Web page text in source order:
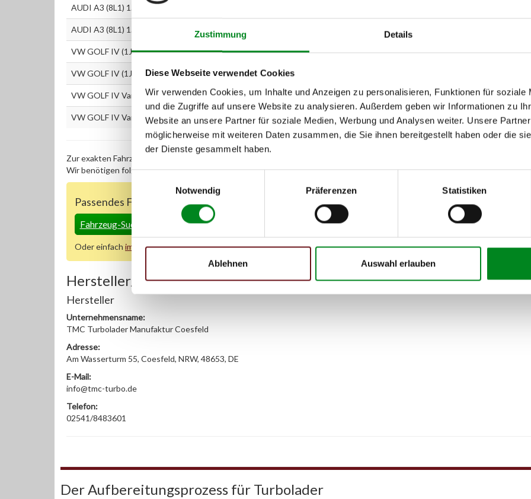
Zustimmung Details
Diese Webseite verwendet Cookies
Wir verwenden Cookies, um Inhalte und Anzeigen zu personalisieren, Funktionen für soziale
und die Zugriffe auf unsere Website zu analysieren. Außerdem geben wir Informationen zu
Website an unsere Partner für soziale Medien, Werbung und Analysen weiter. Unsere
möglicherweise mit weiteren Daten zusammen, die Sie ihnen bereitgestellt haben oder die
der Dienste gesammelt haben.
Notwendig
Präferenzen Statistiken
Ablehnen Auswahl erlauben
AUDI A3 (8L1) 1.9 TDI
AUDI A3 (8L1) 1.9 TDI quattro 08.2000
VW GOLF IV (1J1) 1.9 TDI 11.2000 06.2005
VW GOLF IV (1J1) 1.9 TDI 4motion
VW GOLF IV Variant (1J5) 1.9 TDI 11.2000 06.2006
VW GOLF IV Variant (1J5) 1.9 TDI 4motion 11.2000 06.2006
Zur exakten Fahrzeug-Identifizierung können Sie auch unseren Support kontaktieren (
Wir benötigen folgende Fahrzeugdaten:Schlüsselnummerzu 2 (2.1) und zu 3 (2.2) oderFahrgestellnummer.
Passendes Fahrzeug nicht dabei?
Fahrzeug-Suche für AT-Turbolader
Oder einfach im Chatnachfragen.
Hersteller/EU Verantwortliche Person
Hersteller
Unternehmensname:
TMC Turbolader Manufaktur Coesfeld
Adresse:
Am Wasserturm 55, Coesfeld, NRW, 48653, DE
E-Mail:
info@tmc-turbo.de
Telefon:
02541/8483601
Der Aufbereitungsprozess für Turbolader